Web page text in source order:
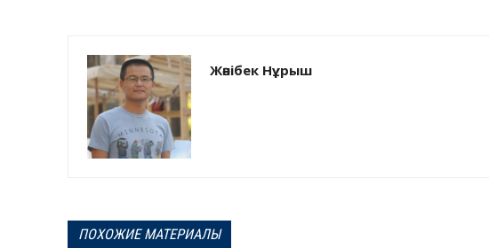
Жәнібек Нұрыш
ПОХОЖИЕ МАТЕРИАЛЫ